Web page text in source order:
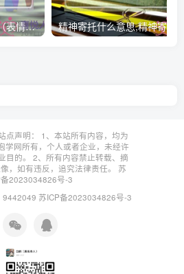
女生发个囧是什么意思（表情囧的含义）
点声明： 1、本站所有内容，均为
学网所有，个人或者企业，未经许
目的。 2、所有内容禁止转载、摘
，如有违反，追究法律责任。 苏
备2023034826号-3
9442049 苏ICP备2023034826号-3